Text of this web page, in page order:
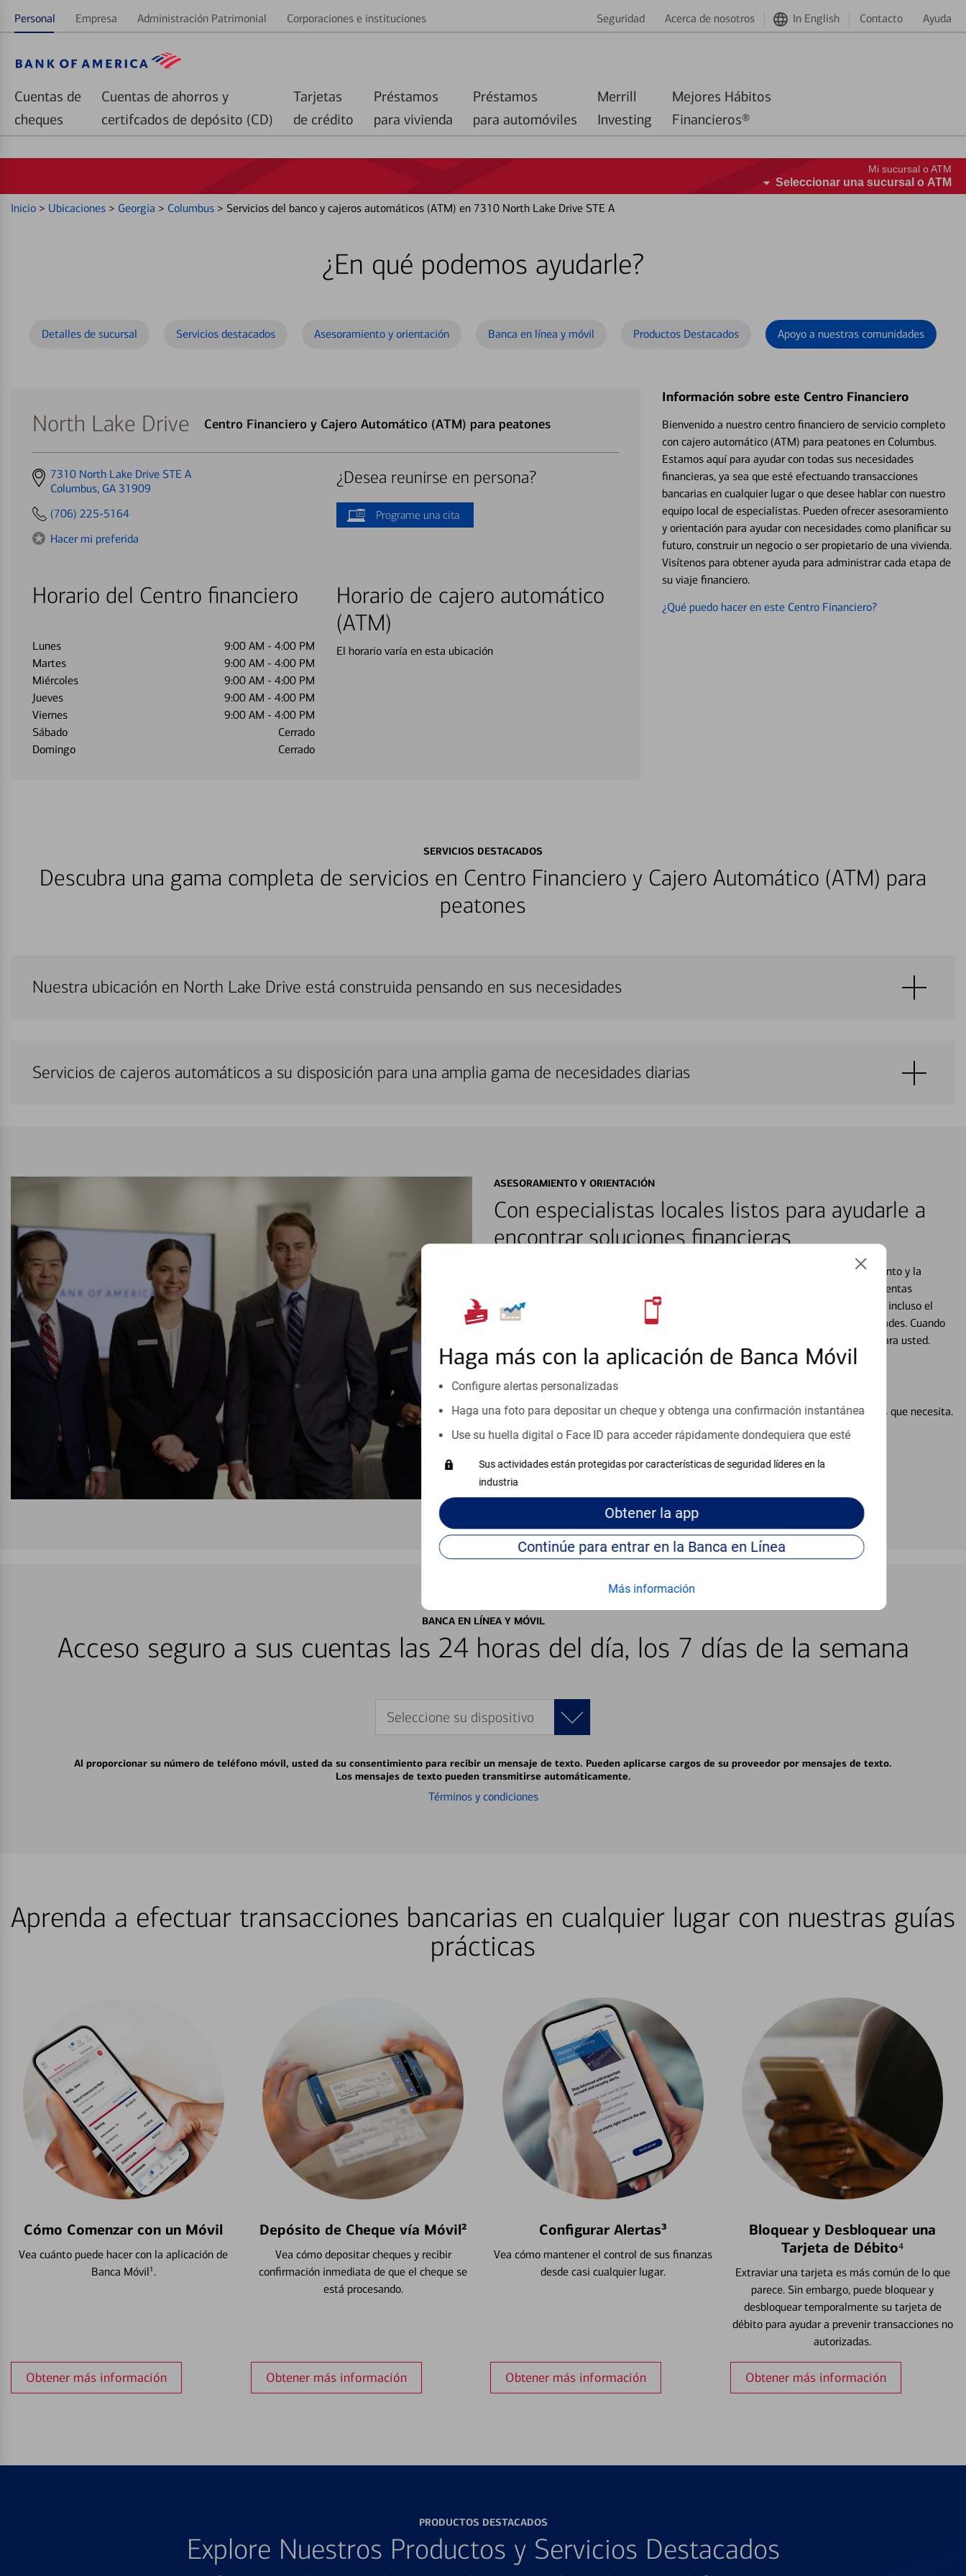
Personal Empresa Administración Patrimonial Corporaciones e instituciones Seguridad Acerca de nosotros In English Contacto Ayuda
Cuentas de
cheques
Cuentas de ahorros y
certifcados de depósito (CD)
Tarjetas
de crédito
Préstamos
para vivienda
Préstamos
para automóviles
Merrill
Investing
Mejores Hábitos
Financieros®
Haga más con la aplicación de Banca Móvil
Configure alertas personalizadas
Haga una foto para depositar un cheque y obtenga una confirmación instantánea
Use su huella digital o Face ID para acceder rápidamente dondequiera que esté
Sus actividades están protegidas por características de seguridad líderes en la
industria
Obtenerla app
Continúe para entrar en la Banca en Línea
Más información
Mi sucursal o ATM
Seleccionar una sucursal o ATM
Inicio > Ubicaciones > Georgia > Columbus > Servicios del banco y cajeros automáticos (ATM) en 7310 North Lake Drive STE A
¿En qué podemos ayudarle?
Detalles de sucursal Servicios destacados Asesoramiento y orientación Banca en línea y móvil Productos Destacados Apoyo a nuestras comunidades
North Lake Drive Centro Financiero y Cajero Automático (ATM) para peatones
Get
directions
7310 North Lake Drive STE A
Columbus, GA 31909
(706) 225-5164
Hacer mi preferida
Horario del Centro financiero
Lunes 9:00 AM - 4:00 PM
Martes
9:00 AM - 4:00 PM
Miércoles
9:00 AM - 4:00 PM
Jueves
9:00 AM - 4:00 PM
Viernes
9:00 AM - 4:00 PM
Sábado
Cerrado
Domingo
Cerrado
¿Desea reunirse en persona?
Programe una cita
Horario de cajero automático
(ATM)
El horario varía en esta ubicación
Información sobre este Centro Financiero
Bienvenido a nuestro centro financiero de servicio completo
con cajero automático (ATM) para peatones en Columbus.
Estamos aquí para ayudar con todas sus necesidades
financieras, ya sea que esté efectuando transacciones
bancarias en cualquier lugar o que desee hablar con nuestro
equipo local de especialistas. Pueden ofrecer asesoramiento
y orientación para ayudar con necesidades como planificar su
futuro, construir un negocio o ser propietario de una vivienda.
Visítenos para obtener ayuda para administrar cada etapa de
su viaje financiero.
¿Qué puedo hacer en este Centro Financiero?
SERVICIOS DESTACADOS
Descubra una gama completa de servicios en Centro Financiero y Cajero Automático (ATM) para
peatones
Nuestra ubicación en North Lake Drive está construida pensando en sus necesidades
Servicios de cajeros automáticos a su disposición para una amplia gama de necesidades diarias
ASESORAMIENTO Y ORIENTACIÓN
Con especialistas locales listos para ayudarle a
encontrar soluciones financieras
Reúnase con especialistas dedicados que se centran en proporcionar el asesoramiento y la
orientación que necesita, en cualquier situación en su vida financiera. Desde sus cuentas
personales, hasta el ahorro para grandes compras, la planificación para su futuro, e incluso el
inicio o crecimiento de su negocio, su futuro se mueve de acuerdo con sus necesidades. Cuando
esté listo, un especialista trabajará con usted en un momento que sea adecuado para usted.
Vea si nuestro centro de ayuda en línea puede ayudar a proporcionar las respuestas que necesita.
Visite nuestro centro de ayuda en línea
BANCA EN LÍNEA Y MÓVIL
Acceso seguro a sus cuentas las 24 horas del día, los 7 días de la semana
Seleccione su dispositivo
Al proporcionar su número de teléfono móvil, usted da su consentimiento para recibir un mensaje de texto. Pueden aplicarse cargos de su proveedor por mensajes de texto.
Los mensajes de texto pueden transmitirse automáticamente.
Términos y condiciones
Aprenda a efectuar transacciones bancarias en cualquier lugar con nuestras guías
prácticas
Cómo Comenzar con un Móvil
Vea cuánto puede hacer con la aplicación de
Banca Móvil¹.
Obtener más información
Depósito de Cheque vía Móvil²
Vea cómo depositar cheques y recibir
confirmación inmediata de que el cheque se
está procesando.
Obtener más información
Configurar Alertas³
Vea cómo mantener el control de sus finanzas
desde casi cualquier lugar.
Obtener más información
Bloquear y Desbloquear una
Tarjeta de Débito⁴
Extraviar una tarjeta es más común de lo que
parece. Sin embargo, puede bloquear y
desbloquear temporalmente su tarjeta de
débito para ayudar a prevenir transacciones no
autorizadas.
Obtener más información
PRODUCTOS DESTACADOS
Explore Nuestros Productos y Servicios Destacados